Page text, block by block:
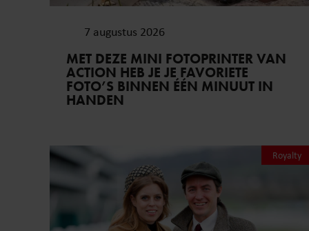
7 augustus 2026
PRINSES BEATRICE’S ECHTGENOOT
EDOARDO ONTKENT
Meer van Redactie